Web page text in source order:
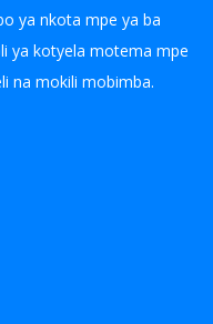
ya nkota mpe ya ba
ya kotyela motema mpe
na mokili mobimba.